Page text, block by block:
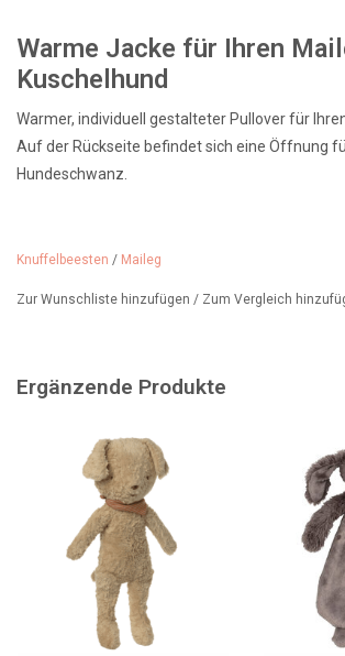
Warme Jacke für Ihren
Kuschelhund
Warmer, individuell gestalteter Pullover für
Auf der Rückseite befindet sich eine Öffnung
Hundeschwanz.
Material: Acryl
Der Welpe (Maileg-Welpe) ist nicht im Preis
Knuffelbeesten / Maileg
Zur Wunschliste hinzufügen / Zum Vergleich
Ergänzende Produkte